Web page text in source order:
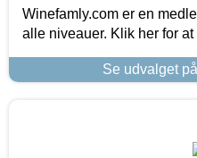
Winefamly.com er en
alle niveauer. Klik her for
Se udvalget